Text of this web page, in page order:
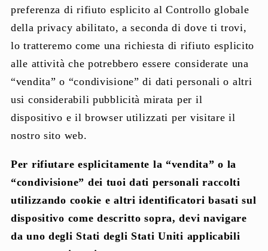
preferenza di rifiuto esplicito al Controllo globale
della privacy abilitato, a seconda di dove ti trovi,
lo tratteremo come una richiesta di rifiuto esplicito
alle attività che potrebbero essere considerate una
“vendita” o “condivisione” di dati personali o altri
usi considerabili pubblicità mirata per il
dispositivo e il browser utilizzati per visitare il
nostro sito web.
Per rifiutare esplicitamente la “vendita” o la
“condivisione” dei tuoi dati personali raccolti
utilizzando cookie e altri identificatori basati sul
dispositivo come descritto sopra, devi navigare
da uno degli Stati degli Stati Uniti applicabili